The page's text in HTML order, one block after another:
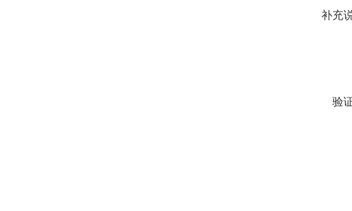
补充
验